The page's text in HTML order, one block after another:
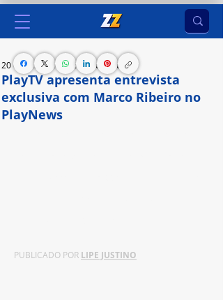
PlayTV apresenta entrevista
exclusiva com Marco Ribeiro no
PlayNews
20 de jul. de 2024 2 min de leitura
PUBLICADO POR LIPE JUSTINO